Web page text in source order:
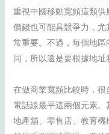
重視中國移動寬頻這類供
價錢也可能具競爭力，
常重要。不過，每個地
同，所以還是要根據地址
在做商業寬頻比較時，
電話線最平這兩個元素。
地產舖、零售店、教育